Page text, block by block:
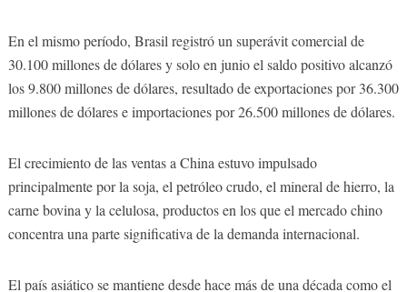
En el mismo período, Brasil registró un superávit comercial de
30.100 millones de dólares y solo en junio el saldo positivo alcanzó
los 9.800 millones de dólares, resultado de exportaciones por 36.300
millones de dólares e importaciones por 26.500 millones de dólares.
El crecimiento de las ventas a China estuvo impulsado
principalmente por la soja, el petróleo crudo, el mineral de hierro, la
carne bovina y la celulosa, productos en los que el mercado chino
concentra una parte significativa de la demanda internacional.
El país asiático se mantiene desde hace más de una década como el